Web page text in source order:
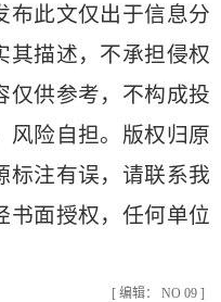
此文仅出于信息分
其描述，不承担侵权
仅供参考，不构成投
风险自担。版权归原
标注有误，请联系我
书面授权，任何单位
[ 编辑： NO 09 ]